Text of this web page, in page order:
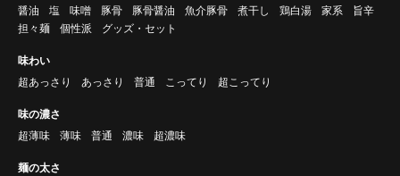
醤油
塩 味噌 豚骨 豚骨醤油 魚介豚骨 煮干し 鶏白湯 家系
旨辛
担々麺
個性派 グッズ・セット
味わい
超あっさり
あっさり 普通 こってり 超こってり
味の濃さ
超薄味
薄味 普通 濃味 超濃味
麺の太さ